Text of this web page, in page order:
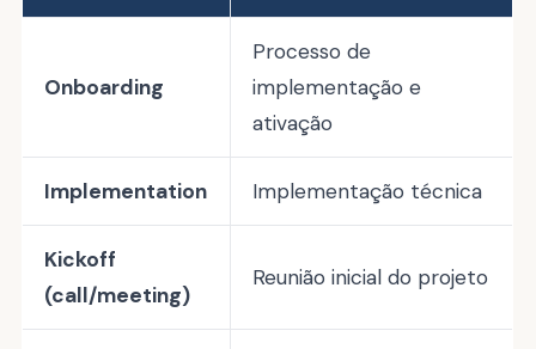
Onboarding
Processo de
implementação e
ativação
Implementation Implementação técnica
Kickoff
(call/meeting)
Reunião inicial do projeto